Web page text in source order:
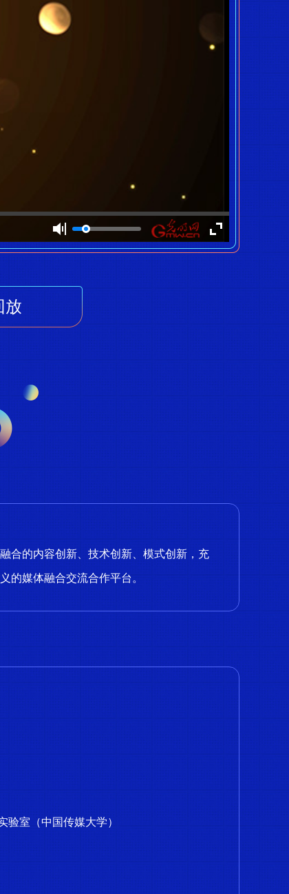
放
合的内容创新、技术创新、模式创新，充
的媒体融合交流合作平台。
验室（中国传媒大学）